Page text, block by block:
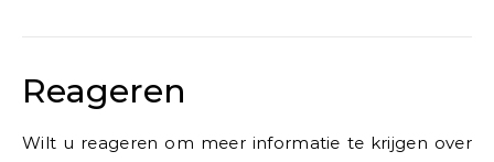
Reageren
Wilt u reageren om meer informatie te krijgen over